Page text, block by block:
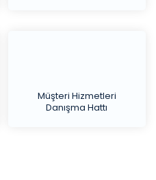
Müşteri Hizmetleri
Danışma Hattı